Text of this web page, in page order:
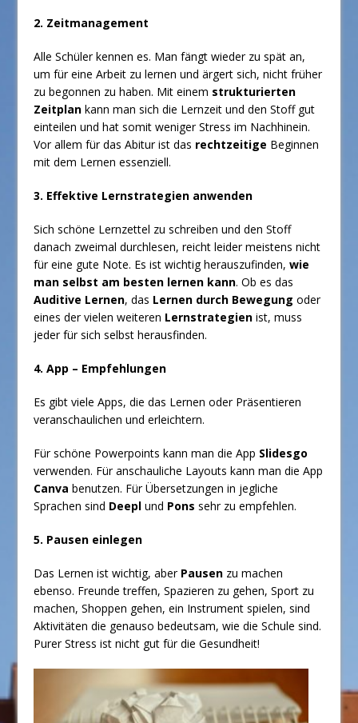
2. Zeitmanagement
Alle Schüler kennen es. Man fängt wieder zu spät an,
um für eine Arbeit zu lernen und ärgert sich, nicht früher
zu begonnen zu haben. Mit einem strukturierten
Zeitplan kann man sich die Lernzeit und den Stoff gut
einteilen und hat somit weniger Stress im Nachhinein.
Vor allem für das Abitur ist das rechtzeitige Beginnen
mit dem Lernen essenziell.
3. Effektive Lernstrategien anwenden
Sich schöne Lernzettel zu schreiben und den Stoff
danach zweimal durchlesen, reicht leider meistens nicht
für eine gute Note. Es ist wichtig herauszufinden,wie
man selbst am besten lernen kann. Ob es das
Auditive Lernen, das Lernen durch Bewegung oder
eines der vielen weiteren Lernstrategienist, muss
jeder für sich selbst herausfinden.
4. App – Empfehlungen
Es gibt viele Apps, die das Lernen oder Präsentieren
veranschaulichen und erleichtern.
Für schöne Powerpoints kann man die App Slidesgo
verwenden. Für anschauliche Layouts kann man die App
Canvabenutzen. Für Übersetzungen in jegliche
Sprachen sind Deeplund Ponssehr zu empfehlen.
5. Pausen einlegen
Das Lernen ist wichtig, aber Pausen zu machen
ebenso. Freunde treffen, Spazieren zu gehen, Sport zu
machen, Shoppen gehen, ein Instrument spielen, sind
Aktivitäten die genauso bedeutsam, wie die Schule sind.
Purer Stress ist nicht gut für die Gesundheit!